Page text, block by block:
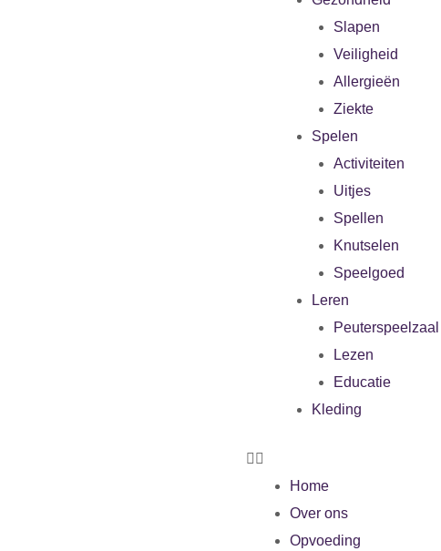
Slapen
Veiligheid
Allergieën
Ziekte
Spelen
Activiteiten
Uitjes
Spellen
Knutselen
Speelgoed
Leren
Peuterspeelzaal
Lezen
Educatie
Kleding
Home
Over ons
Opvoeding